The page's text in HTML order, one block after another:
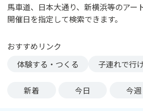
馬車道、日本大通り、新横浜等のアー
開催日を指定して検索できます。
おすすめリンク
体験する・つくる
子連れで行
新着 今日 今週